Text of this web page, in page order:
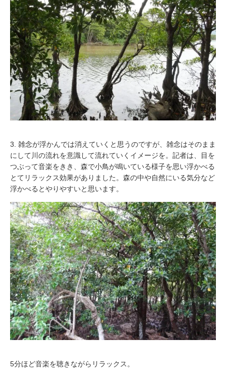
3. 雑念が浮かんでは消えていくと思うのですが、雑念はそのまま
にして川の流れを意識して流れていくイメージを。記者は、目を
つぶって音楽をきき、森で小鳥が鳴いている様子を思い浮かべる
とてリラックス効果がありました。森の中や自然にいる気分など
浮かべるとやりやすいと思います。
5分ほど音楽を聴きながらリラックス。